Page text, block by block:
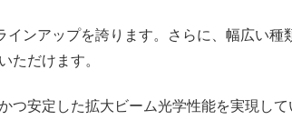
ンアップを誇ります。さらに、幅広い種
だけます。
つ安定した拡大ビーム光学性能を実現して